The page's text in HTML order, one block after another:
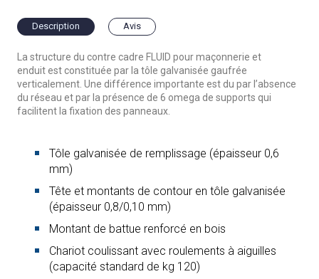
Description Avis
La structure du contre cadre FLUID pour maçonnerie et
enduitest constituée par la tôle galvanisée gaufrée
verticalement. Une différence importante est du par l’absence
du réseau et par la présence de 6 omega de supports qui
facilitent la fixation des panneaux
Tôle galvanisée de remplissage (épaisseur 0,6
mm)
Tête et montants de contour en tôle galvanisée
(épaisseur 0,8/0,10 mm)
Montant de battue renforcé en bois
Chariot coulissant avec roulements à aiguilles
(capacité standard de kg 120)